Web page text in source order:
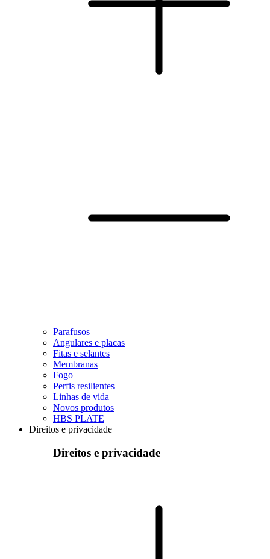
Parafusos
Angulares e placas
Fitas e selantes
Membranas
Fogo
Perfis resilientes
Linhas de vida
Novos produtos
HBS PLATE
Direitos e privacidade
Direitos e privacidade